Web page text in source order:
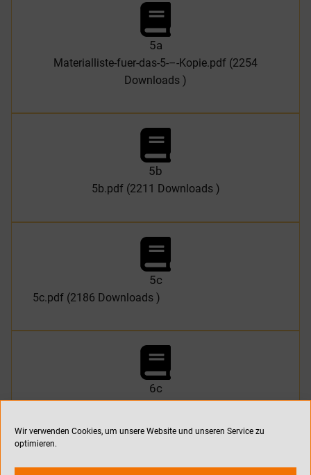
Wir verwenden Cookies, um unsere Website und unseren Service zu
optimieren.
5a
Materialliste-fuer-das-5-–-Kopie.pdf (2254
Downloads )
5b
5b.pdf (2211 Downloads )
5c
5c.pdf (2186 Downloads )
6c